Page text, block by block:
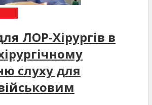
ЛОР-Хірургів в
слуху для